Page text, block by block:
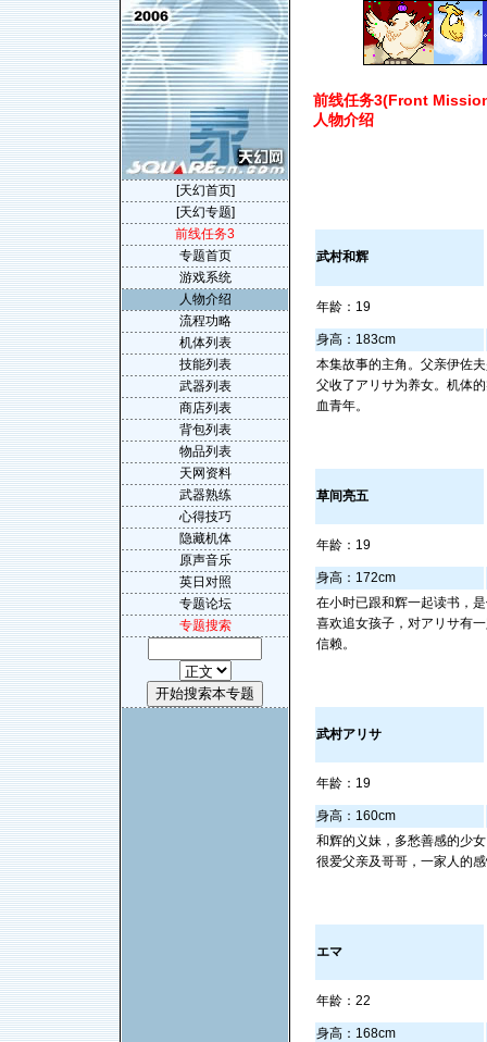
前线任务3(Front
人物介绍
武村和辉
年龄：19
身高：183cm
本集故事的主角。父亲伊佐
父收了アリサ为养女。机体
血青年。
草间亮五
年龄：19
身高：172cm
在小时已跟和辉一起读书，
喜欢追女孩子，对アリサ有
信赖。
武村アリサ
年龄：19
身高：160cm
和辉的义妹，多愁善感的少
很爱父亲及哥哥，一家人的
エマ
年龄：22
身高：168cm
[天幻首页]
[天幻专题]
前线任务3
专题首页
游戏系统
人物介绍
流程功略
机体列表
技能列表
武器列表
商店列表
背包列表
物品列表
天网资料
武器熟练
心得技巧
隐藏机体
原声音乐
英日对照
专题论坛
专题搜索